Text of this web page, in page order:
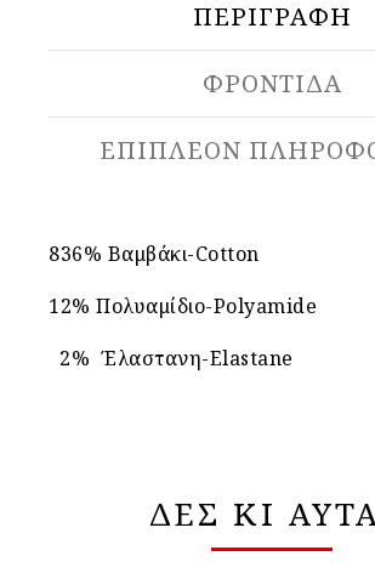
ΠΕΡΙΓΡΑΦΉ
ΦΡΟΝΤΙΔΑ
ΕΠΙΠΛΈΟΝ
836% Βαμβάκι-Cotton
12% Πολυαμίδιο-Polyamide
2% Έλαστανη-Elastane
ΔΕΣ ΚΙ